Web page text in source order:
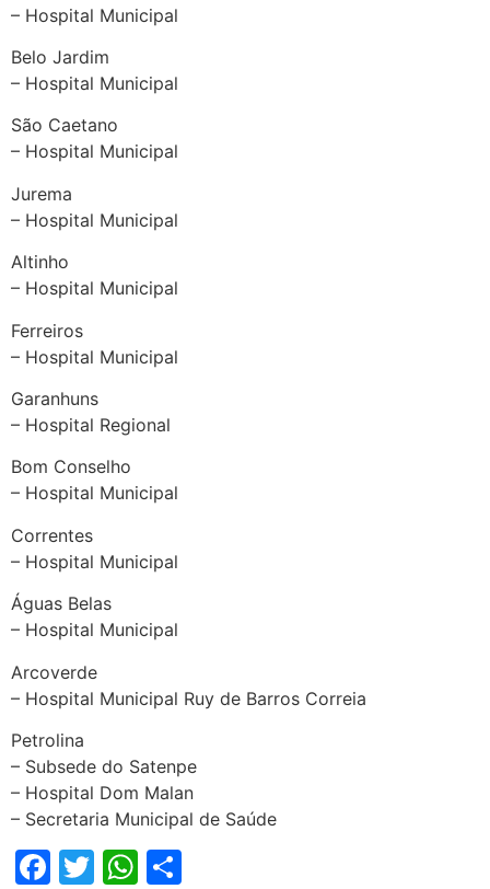
– Hospital Municipal
Belo Jardim
– Hospital Municipal
São Caetano
– Hospital Municipal
Jurema
– Hospital Municipal
Altinho
– Hospital Municipal
Ferreiros
– Hospital Municipal
Garanhuns
– Hospital Regional
Bom Conselho
– Hospital Municipal
Correntes
– Hospital Municipal
Águas Belas
– Hospital Municipal
Arcoverde
– Hospital Municipal Ruy de Barros Correia
Petrolina
– Subsede do Satenpe
– Hospital Dom Malan
– Secretaria Municipal de Saúde
Facebook
TwitterWhatsApp